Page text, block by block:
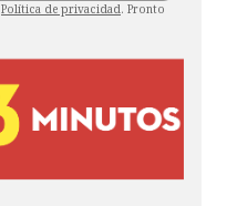
Política de privacidad. Pronto